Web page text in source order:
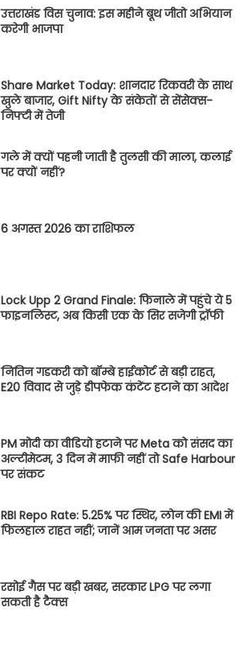
उत्तराखंड विस चुनाव: इस महीने बूथ जीतो अभियान
करेगी भाजपा
Share Market Today: शानदार रिकवरी के साथ
खुले बाजार, Gift Nifty के संकेतों से सेंसेक्स-
निफ्टी में तेजी
गले में क्यों पहनी जाती है तुलसी की माला, कलाई
पर क्यों नहीं?
6 अगस्त 2026 का राशिफल
Lock Upp 2 Grand Finale: फिनाले में पहुंचे ये 5
फाइनलिस्ट, अब किसी एक के सिर सजेगी ट्रॉफी
नितिन गडकरी को बॉम्बे हाईकोर्ट से बड़ी राहत,
E20 विवाद से जुड़े डीपफेक कंटेंट हटाने का आदेश
PM मोदी का वीडियो हटाने पर Meta को संसद का
अल्टीमेटम, 3 दिन में माफी नहीं तो Safe Harbour
पर संकट
RBI Repo Rate: 5.25% पर स्थिर, लोन की EMI में
फिलहाल राहत नहीं; जानें आम जनता पर असर
रसोई गैस पर बड़ी खबर, सरकार LPG पर लगा
सकती है टैक्स